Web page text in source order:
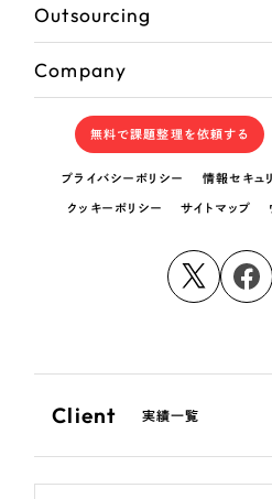
Outsourcing
Company
無料で課題整理を依頼する
プライバシーポリシー 情報セキュ
クッキーポリシー サイトマップ
Client 実績一覧